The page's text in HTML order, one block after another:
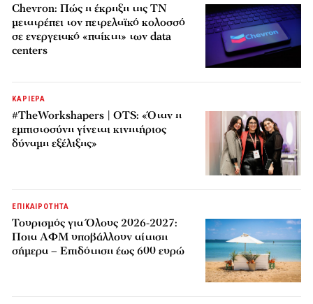
Chevron: Πώς η έκρηξη της ΤΝ
μετατρέπει τον πετρελαϊκό κολοσσό
σε ενεργειακό «παίκτη» των data
centers
ΚΑΡΙΕΡΑ
#TheWorkshapers | OTS: «Όταν η
εμπιστοσύνη γίνεται κινητήριος
δύναμη εξέλιξης»
ΕΠΙΚΑΙΡΟΤΗΤΑ
Τουρισμός για Όλους 2026-2027:
Ποια ΑΦΜ υποβάλλουν αίτηση
σήμερα – Επιδότηση έως 600 ευρώ